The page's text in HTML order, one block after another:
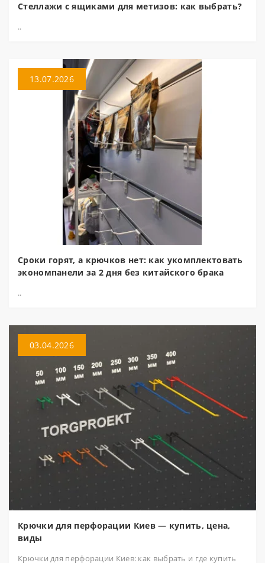
Стеллажи с ящиками для метизов: как выбрать?
..
13.07.2026
Сроки горят, а крючков нет: как укомплектовать
экономпанели за 2 дня без китайского брака
..
03.04.2026
Крючки для перфорации Киев — купить, цена,
виды
Крючки для перфорации Киев: как выбрать и где купить